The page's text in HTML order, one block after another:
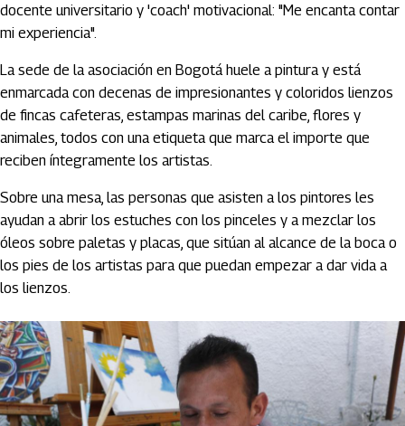
docente universitario y 'coach' motivacional: "Me encanta contar
mi experiencia".
La sede de la asociación en Bogotá huele a pintura y está
enmarcada con decenas de impresionantes y coloridos lienzos
de fincas cafeteras, estampas marinas del caribe, flores y
animales, todos con una etiqueta que marca el importe que
reciben íntegramente los artistas.
Sobre una mesa, las personas que asisten a los pintores les
ayudan a abrir los estuches con los pinceles y a mezclar los
óleos sobre paletas y placas, que sitúan al alcance de la boca o
los pies de los artistas para que puedan empezar a dar vida a
los lienzos.